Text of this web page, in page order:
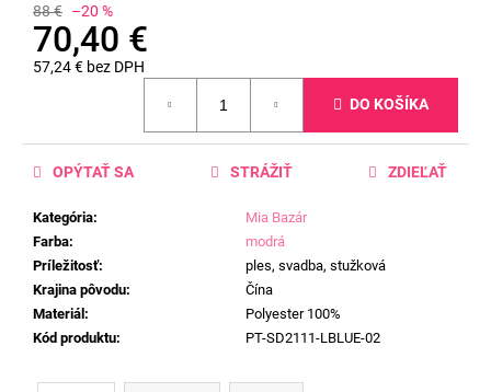
88 € –20 %
70,40 €
57,24 € bez DPH
DO KOŠÍKA
Kategória:
Mia Bazár
Farba:
modrá
Príležitosť:
ples, svadba, stužková
Krajina pôvodu:
Čína
Materiál:
Polyester 100%
Kód produktu: PT-SD2111-LBLUE-02
OPÝTAŤ SA STRÁŽIŤ ZDIEĽAŤ